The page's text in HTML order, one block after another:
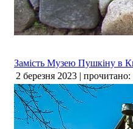
Замість Музею Пушкіну в
2 березня 2023 |